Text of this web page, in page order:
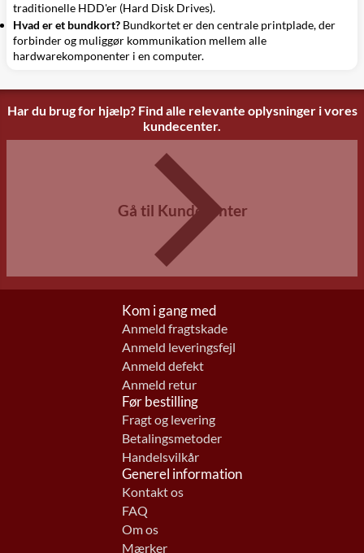
traditionelle HDD'er (Hard Disk Drives).
Hvad er et bundkort? Bundkortet er den centrale printplade, der
forbinder og muliggør kommunikation mellem alle
hardwarekomponenter i en computer.
Har du brug for hjælp? Find alle relevante oplysninger i vores
kundecenter.
Gå til Kundecenter
Kom i gang med
Anmeld fragtskade
Anmeld leveringsfejl
Anmeld defekt
Anmeld retur
Før bestilling
Fragt og levering
Betalingsmetoder
Handelsvilkår
Generel information
Kontakt os
FAQ
Om os
Mærker